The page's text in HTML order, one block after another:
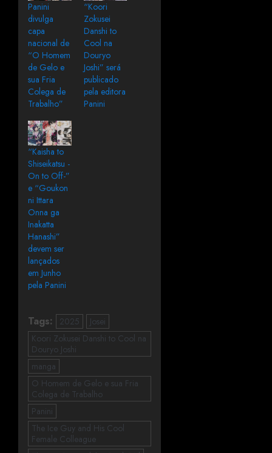
Panini
divulga
capa
nacional de
“O Homem
de Gelo e
sua Fria
Colega de
Trabalho”
“Koori
Zokusei
Danshi to
Cool na
Douryo
Joshi” será
publicado
pela editora
Panini
“Kaisha to
Shiseikatsu -
On to Off-”
e “Goukon
ni Ittara
Onna ga
Inakatta
Hanashi”
devem ser
lançados
em Junho
pela Panini
Tags: 2025
Josei
Koori Zokusei Danshi to Cool na
Douryo Joshi
manga
O Homem de Gelo e sua Fria
Colega de Trabalho
Panini
The Ice Guy and His Cool
Female Colleague